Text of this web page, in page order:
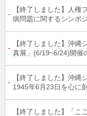
【終了しました】人権
病問題に関するシンポジ
【終了しました】沖縄
真展」(6/19~6/24)開催
【終了しました】沖縄
1945年6月23日を心に
【終了しました】「こ